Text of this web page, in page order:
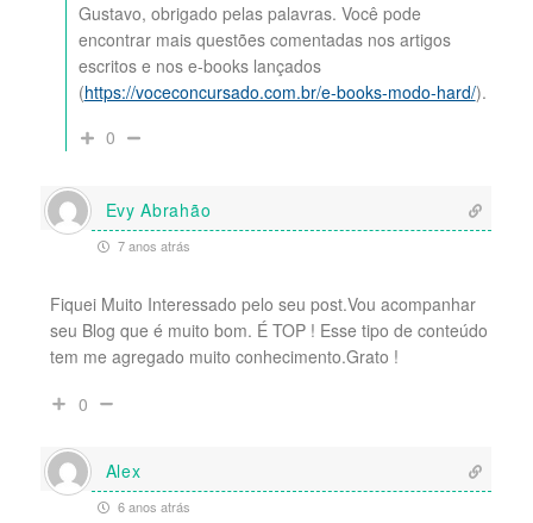
Gustavo, obrigado pelas palavras. Você pode
encontrar mais questões comentadas nos artigos
escritos e nos e-books lançados
(https://voceconcursado.com.br/e-books-modo-hard/).
0
Evy Abrahão
7 anos atrás
Fiquei Muito Interessado pelo seu post.Vou acompanhar
seu Blog que é muito bom. É TOP ! Esse tipo de conteúdo
tem me agregado muito conhecimento.Grato !
0
Alex
6 anos atrás